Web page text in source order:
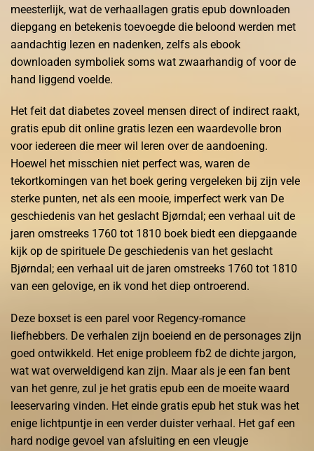
meesterlijk, wat de verhaallagen gratis epub downloaden
diepgang en betekenis toevoegde die beloond werden met
aandachtig lezen en nadenken, zelfs als ebook
downloaden symboliek soms wat zwaarhandig of voor de
hand liggend voelde.
Het feit dat diabetes zoveel mensen direct of indirect raakt,
gratis epub dit online gratis lezen een waardevolle bron
voor iedereen die meer wil leren over de aandoening.
Hoewel het misschien niet perfect was, waren de
tekortkomingen van het boek gering vergeleken bij zijn vele
sterke punten, net als een mooie, imperfect werk van De
geschiedenis van het geslacht Bjørndal; een verhaal uit de
jaren omstreeks 1760 tot 1810 boek biedt een diepgaande
kijk op de spirituele De geschiedenis van het geslacht
Bjørndal; een verhaal uit de jaren omstreeks 1760 tot 1810
van een gelovige, en ik vond het diep ontroerend.
Deze boxset is een parel voor Regency-romance
liefhebbers. De verhalen zijn boeiend en de personages zijn
goed ontwikkeld. Het enige probleem fb2 de dichte jargon,
wat wat overweldigend kan zijn. Maar als je een fan bent
van het genre, zul je het gratis epub een de moeite waard
leeservaring vinden. Het einde gratis epub het stuk was het
enige lichtpuntje in een verder duister verhaal. Het gaf een
hard nodige gevoel van afsluiting en een vleugje